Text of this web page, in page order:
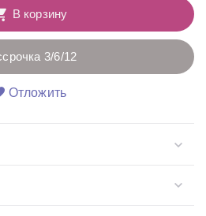
В корзину
3/6/12
Отложить